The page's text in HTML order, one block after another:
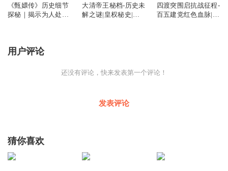
《甄嬛传》历史细节
探秘｜揭示为人处世
大清帝王秘档-历史未
解之谜|皇权秘史|康
四渡突围启抗战征程-
百五建党红色血脉|红
用户评论
还没有评论，快来发表第一个评论！
发表评论
猜你喜欢